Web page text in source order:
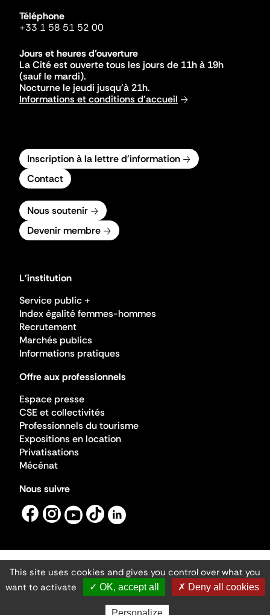
Téléphone
+33 1 58 51 52 00
Jours et heures d'ouverture
La Cité est ouverte tous les jours de 11h à 19h
(sauf le mardi).
Nocturne le jeudi jusqu'à 21h.
Informations et conditions d'accueil
Inscription à la lettre d'information
Contact
Nous soutenir
Devenir membre
L'institution
Service public +
Index égalité femmes-hommes
Recrutement
Marchés publics
Informations pratiques
Offre aux professionnels
Espace presse
CSE et collectivités
Professionnels du tourisme
Expositions en location
Privatisations
Mécénat
Nous suivre
Mentions légales
Gestion des cookies
Accessibilité numérique
Ministère de la Culture ©2026
- Cité de l'architecture et du patrimoine
This site uses cookies and gives you control over what you
want to activate
✓ OK, accept all ✗ Deny all cookies
Personalize